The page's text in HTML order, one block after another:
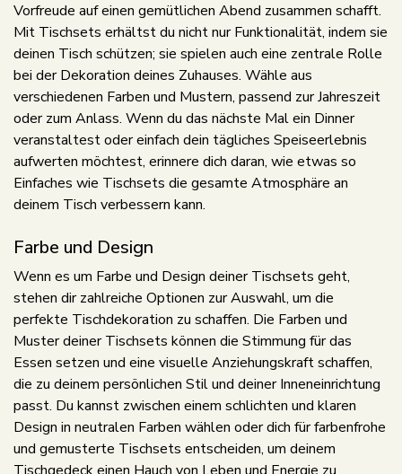
Vorfreude auf einen gemütlichen Abend zusammen schafft.
Mit Tischsets erhältst du nicht nur Funktionalität, indem sie
deinen Tisch schützen; sie spielen auch eine zentrale Rolle
bei der Dekoration deines Zuhauses. Wähle aus
verschiedenen Farben und Mustern, passend zur Jahreszeit
oder zum Anlass. Wenn du das nächste Mal ein Dinner
veranstaltest oder einfach dein tägliches Speiseerlebnis
aufwerten möchtest, erinnere dich daran, wie etwas so
Einfaches wie Tischsets die gesamte Atmosphäre an
deinem Tisch verbessern kann.
Farbe und Design
Wenn es um Farbe und Design deiner Tischsets geht,
stehen dir zahlreiche Optionen zur Auswahl, um die
perfekte Tischdekoration zu schaffen. Die Farben und
Muster deiner Tischsets können die Stimmung für das
Essen setzen und eine visuelle Anziehungskraft schaffen,
die zu deinem persönlichen Stil und deiner Inneneinrichtung
passt. Du kannst zwischen einem schlichten und klaren
Design in neutralen Farben wählen oder dich für farbenfrohe
und gemusterte Tischsets entscheiden, um deinem